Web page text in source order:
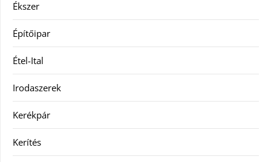
Ékszer
Építőipar
Étel-Ital
Irodaszerek
Kerékpár
Kerítés